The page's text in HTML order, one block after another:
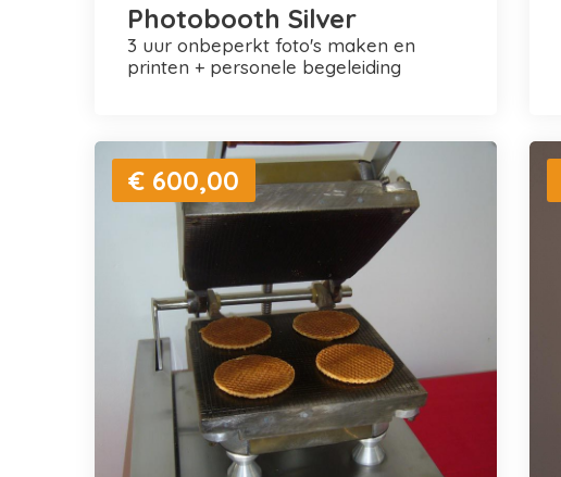
Photobooth Silver
3 uur onbeperkt foto's maken en
printen + personele begeleiding
€ 600,00